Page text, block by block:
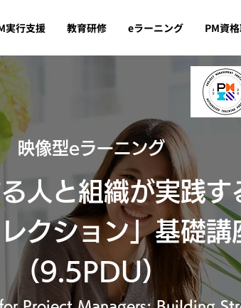
実行支援 教育研修 eラーニング PM資
映像型eラーニング
人と組織が実践す
クション」基礎講
​（9.5PDU）